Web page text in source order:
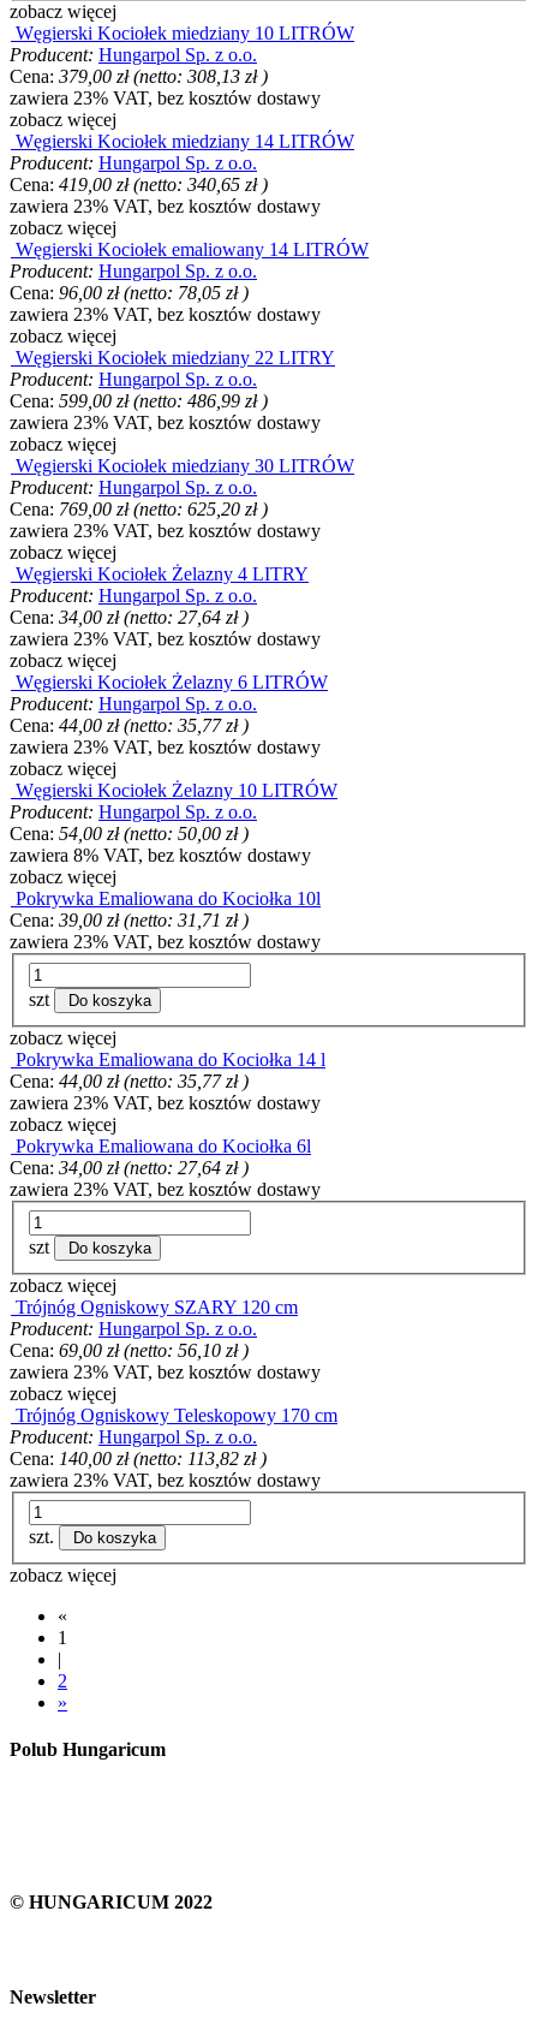
zobacz więcej
Węgierski Kociołek miedziany 10 LITRÓW
Producent: Hungarpol Sp. z o.o.
Cena: 379,00 zł (netto: 308,13 zł)
zawiera 23% VAT, bez kosztów dostawy
zobacz więcej
Węgierski Kociołek miedziany 14 LITRÓW
Producent: Hungarpol Sp. z o.o.
Cena: 419,00 zł (netto: 340,65 zł)
zawiera 23% VAT, bez kosztów dostawy
zobacz więcej
Węgierski Kociołek emaliowany 14 LITRÓW
Producent: Hungarpol Sp. z o.o.
Cena: 96,00 zł (netto: 78,05 zł)
zawiera 23% VAT, bez kosztów dostawy
zobacz więcej
Węgierski Kociołek miedziany 22 LITRY
Producent: Hungarpol Sp. z o.o.
Cena: 599,00 zł (netto: 486,99 zł)
zawiera 23% VAT, bez kosztów dostawy
zobacz więcej
Węgierski Kociołek miedziany 30 LITRÓW
Producent: Hungarpol Sp. z o.o.
Cena: 769,00 zł (netto: 625,20 zł)
zawiera 23% VAT, bez kosztów dostawy
zobacz więcej
Węgierski Kociołek Żelazny 4 LITRY
Producent: Hungarpol Sp. z o.o.
Cena: 34,00 zł (netto: 27,64 zł)
zawiera 23% VAT, bez kosztów dostawy
zobacz więcej
Węgierski Kociołek Żelazny 6 LITRÓW
Producent: Hungarpol Sp. z o.o.
Cena: 44,00 zł (netto: 35,77 zł)
zawiera 23% VAT, bez kosztów dostawy
zobacz więcej
Węgierski Kociołek Żelazny 10 LITRÓW
Producent: Hungarpol Sp. z o.o.
Cena: 54,00 zł (netto: 50,00 zł)
zawiera 8% VAT, bez kosztów dostawy
zobacz więcej
Pokrywka Emaliowana do Kociołka 10l
Cena: 39,00 zł (netto: 31,71 zł)
zawiera 23% VAT, bez kosztów dostawy
szt Do koszyka
zobacz więcej
Pokrywka Emaliowana do Kociołka 14 l
Cena: 44,00 zł (netto: 35,77 zł)
zawiera 23% VAT, bez kosztów dostawy
zobacz więcej
Pokrywka Emaliowana do Kociołka 6l
Cena: 34,00 zł (netto: 27,64 zł)
zawiera 23% VAT, bez kosztów dostawy
szt Do koszyka
zobacz więcej
Trójnóg Ogniskowy SZARY 120 cm
Producent: Hungarpol Sp. z o.o.
Cena: 69,00 zł (netto: 56,10 zł)
zawiera 23% VAT, bez kosztów dostawy
zobacz więcej
Trójnóg Ogniskowy Teleskopowy 170 cm
Producent: Hungarpol Sp. z o.o.
Cena: 140,00 zł (netto: 113,82 zł)
zawiera 23% VAT, bez kosztów dostawy
szt. Do koszyka
zobacz więcej
«
1
|
2
»
Polub Hungaricum
© HUNGARICUM 2022
Newsletter